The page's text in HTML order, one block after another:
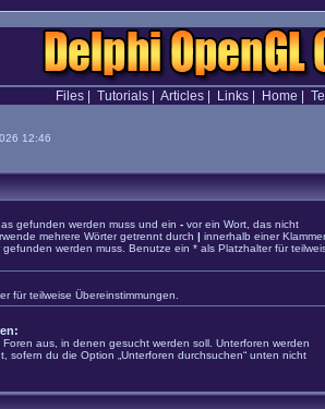
Files| Tutorials| Articles| Links| Home
12:46
gefunden werden muss und ein - vor ein Wort, das nicht
mehrere Wörter getrennt durch | innerhalb einer
werden muss. Benutze ein * als Platzhalter für
für teilweise Übereinstimmungen.
aus, in denen gesucht werden soll. Unterforen werden
sofern du die Option „Unterforen durchsuchen“ unten nicht